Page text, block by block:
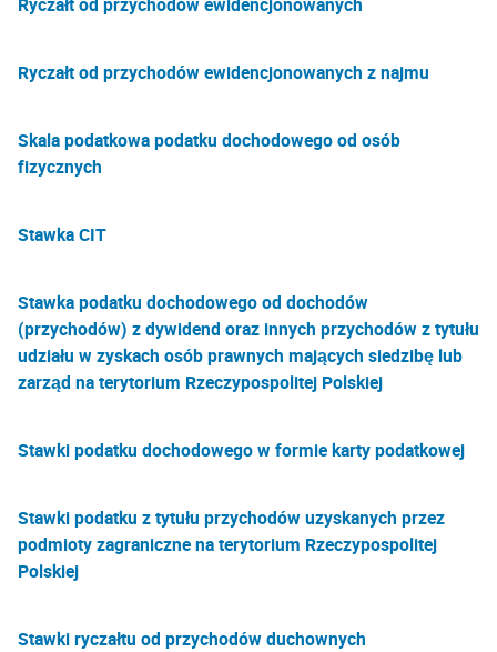
Ryczałt od przychodów ewidencjonowanych z najmu
Skala podatkowa podatku dochodowego od osób
fizycznych
Stawka CIT
Stawka podatku dochodowego od dochodów
(przychodów) z dywidend oraz innych przychodów z tytułu
udziału w zyskach osób prawnych mających siedzibę lub
zarząd na terytorium Rzeczypospolitej Polskiej
Stawki podatku dochodowego w formie karty podatkowej
Stawki podatku z tytułu przychodów uzyskanych przez
podmioty zagraniczne na terytorium Rzeczypospolitej
Polskiej
Stawki ryczałtu od przychodów duchownych